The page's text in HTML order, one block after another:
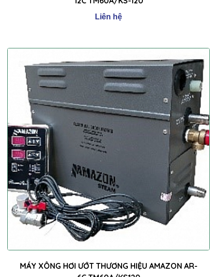
Liên hệ
MÁY XÔNG HƠI ƯỚT THƯƠNG HIỆU AMAZON AR-